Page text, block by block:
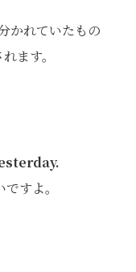
かれていたもの
ます。
すよ。